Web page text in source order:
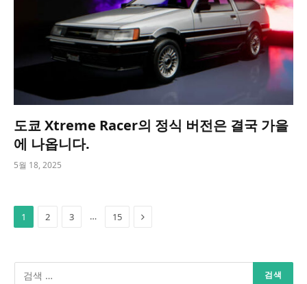
도쿄 Xtreme Racer의 정식 버전은 결국 가을
에 나옵니다.
5월 18, 2025
1 2 3 … 15 Next